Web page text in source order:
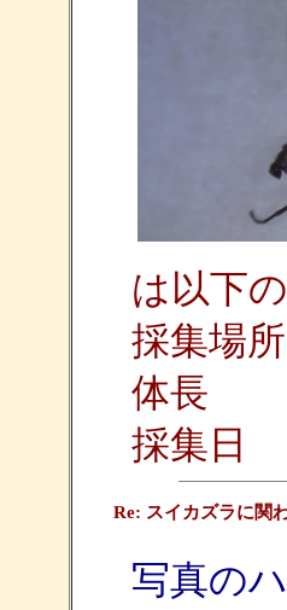
は以下
採集場
体長
採集日
Re: スイカズラに関
写真の